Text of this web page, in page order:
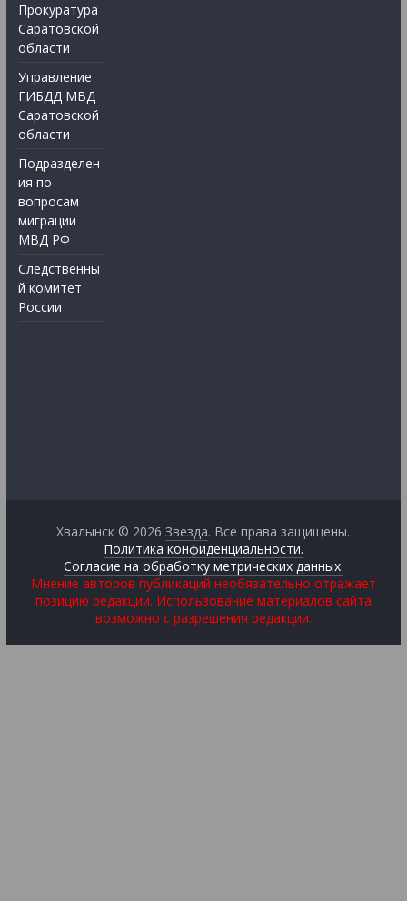
Прокуратура
Саратовской
области
Управление
ГИБДД МВД
Саратовской
области
Подразделен
ия по
вопросам
миграции
МВД РФ
Следственны
й комитет
России
Хвалынск © 2026Звезда. Все права защищены.
Политика конфиденциальности.
Согласие на обработку метрических данных.
Мнение авторов публикаций необязательно отражает
позицию редакции. Использование материалов сайта
возможно с разрешения редакции.